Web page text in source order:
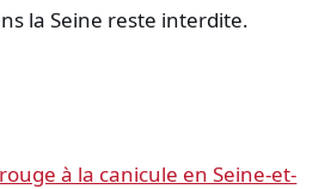
la Seine reste interdite.
à la canicule en Seine-et-